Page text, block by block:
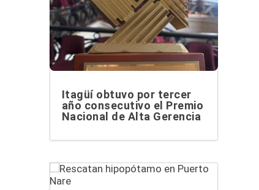
Itagüí obtuvo por tercer
año consecutivo el Premio
Nacional de Alta Gerencia